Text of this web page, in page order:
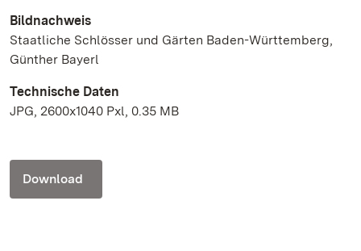
Bildnachweis
Staatliche Schlösser und Gärten Baden-Württemberg,
Günther Bayerl
Technische Daten
JPG, 2600x1040 Pxl, 0.35 MB
Download